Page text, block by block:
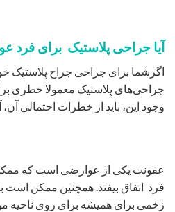
آیا جراحی پلاستیک برای فرد
اگرشما برای جراحی جراح پلاستیک
جراحی‌‌های پلاستیک معمولا خطری
وجود این، باید از خطرات احتمالی آن،
عفونت یکی از عوارضی است که
فرد اتفاق بیفتد. همچنین ممکن است
زخمی برای همیشه برای روی ناحیه